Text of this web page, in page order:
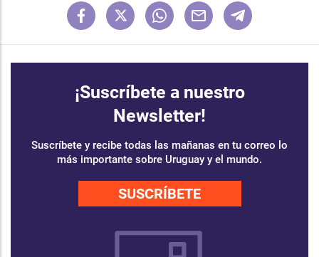
¡Suscríbete a nuestro
Newsletter!
Suscríbete y recibe todas las mañanas en tu correo lo
más importante sobre Uruguay y el mundo.
SUSCRÍBETE